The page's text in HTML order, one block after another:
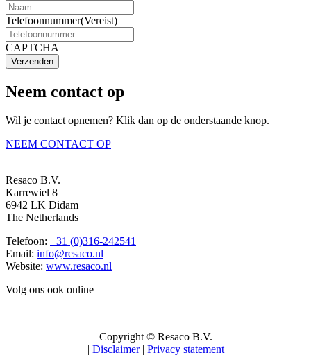
Telefoonnummer(Vereist)
CAPTCHA
Verzenden
Neem contact op
Wil je contact opnemen? Klik dan op de onderstaande knop.
NEEM CONTACT OP
Resaco B.V.
Karrewiel 8
6942 LK Didam
The Netherlands
Telefoon: +31 (0)316-242541
Email: info@resaco.nl
Website: www.resaco.nl
Volg ons ook online
Copyright © Resaco B.V.
| Disclaimer | Privacy statement